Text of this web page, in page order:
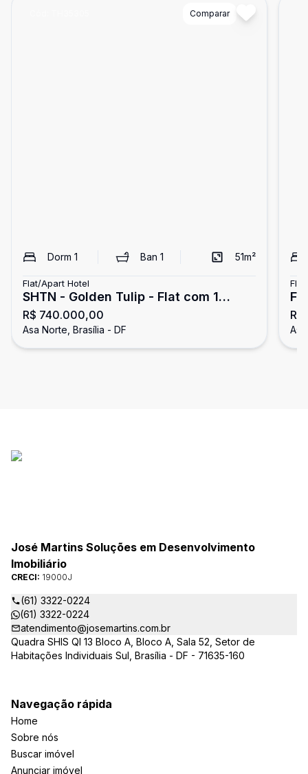
Comparar
Dorm 1 Ban 1 51m²
Flat/Apart Hotel
SHTN - Golden Tulip - Flat com 1
quarto - nascente - Asa Norte
R$ 740.000,00
Asa Norte, Brasília - DF
José Martins Soluções em Desenvolvimento
Imobiliário
CRECI: 19000J
(61) 3322-0224
(61) 3322-0224
atendimento@josemartins.com.br
Quadra SHIS QI 13 Bloco A, Bloco A, Sala 52, Setor de
Habitações Individuais Sul, Brasília - DF - 71635-160
Navegação rápida
Home
Sobre nós
Buscar imóvel
Anunciar imóvel